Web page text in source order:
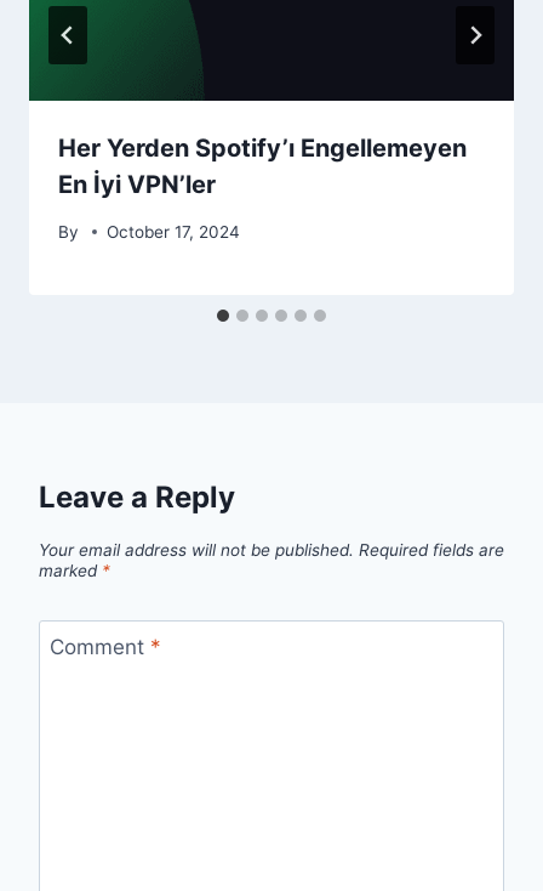
Her Yerden Spotify’ı Engellemeyen
En İyi VPN’ler
By October 17, 2024
Leave a Reply
Your email address will not be published. Required fields are
marked *
Comment *